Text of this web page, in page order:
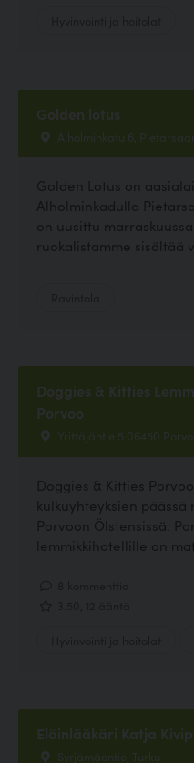
Golden lotus
Alholminkatu 6,
Golden Lotus on
Alholminkadulla
on uusittu
ruokalistamme sisältää
Doggies & Kitties
Porvoo
Yrittäjäntie 5 06450
Doggies & Kitties
kulkuyhteyksien
Porvoon Ölstensissä.
lemmikkihotellille on
Eläinlääkäri Katja
Syrjämäentie, Turku